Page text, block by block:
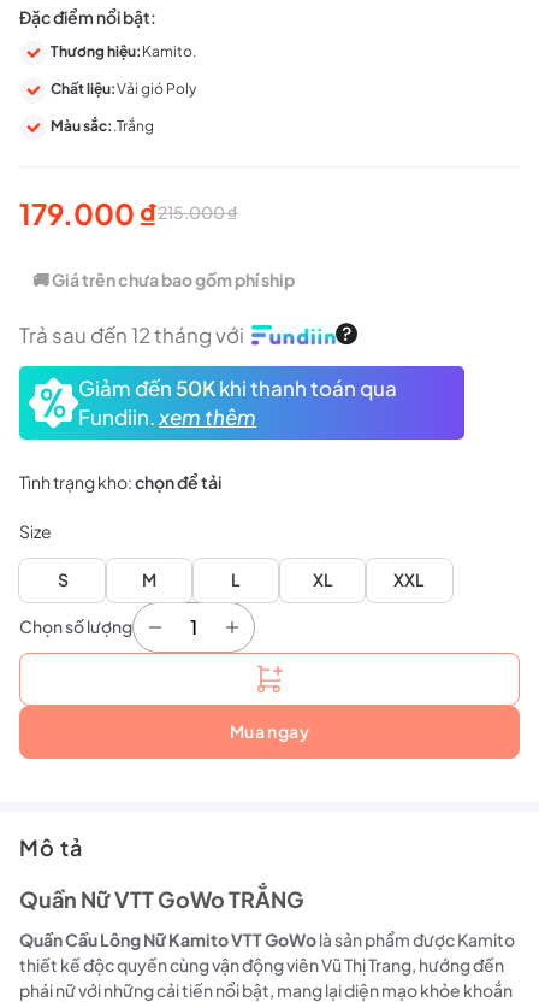
Đặc điểm nổi bật:
Thương hiệu: Kamito.
Chất liệu:Vải gió Poly
Màu sắc: .Trắng
215.000₫
Giá
gốc
là:
215.000 ₫.
179.000 ₫
Giá
hiện
tại
là:
179.000 ₫.
🚚 Giá trên chưa bao gồm phí ship
Trả sau đến 12 tháng với
Giảm đến 50Kkhi thanh toán qua
Fundiin.xem thêm
Tình trạng kho:chọn để tải
Size
S M L XL XXL
Chọn số lượng
Quần Nữ VTT GoWo Trắng số lượng
Mua ngay
Mô tả
Quần Nữ VTT GoWo TRẮNG
Quần Cầu Lông Nữ Kamito VTT GoWolà sản phẩm được Kamito
thiết kế độc quyền cùng vận động viên Vũ Thị Trang, hướng đến
phái nữ với những cải tiến nổi bật, mang lại diện mạo khỏe khoắn